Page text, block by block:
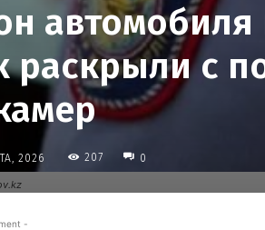
автомобиля
раскрыли с
2026 207 0
-